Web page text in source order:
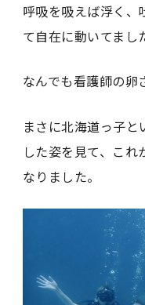
呼吸を吸えば浮く、
て自在に動いてまし
なんでも看護師の卵
まさに北海道っ子
した姿を見て、こ
なりました。